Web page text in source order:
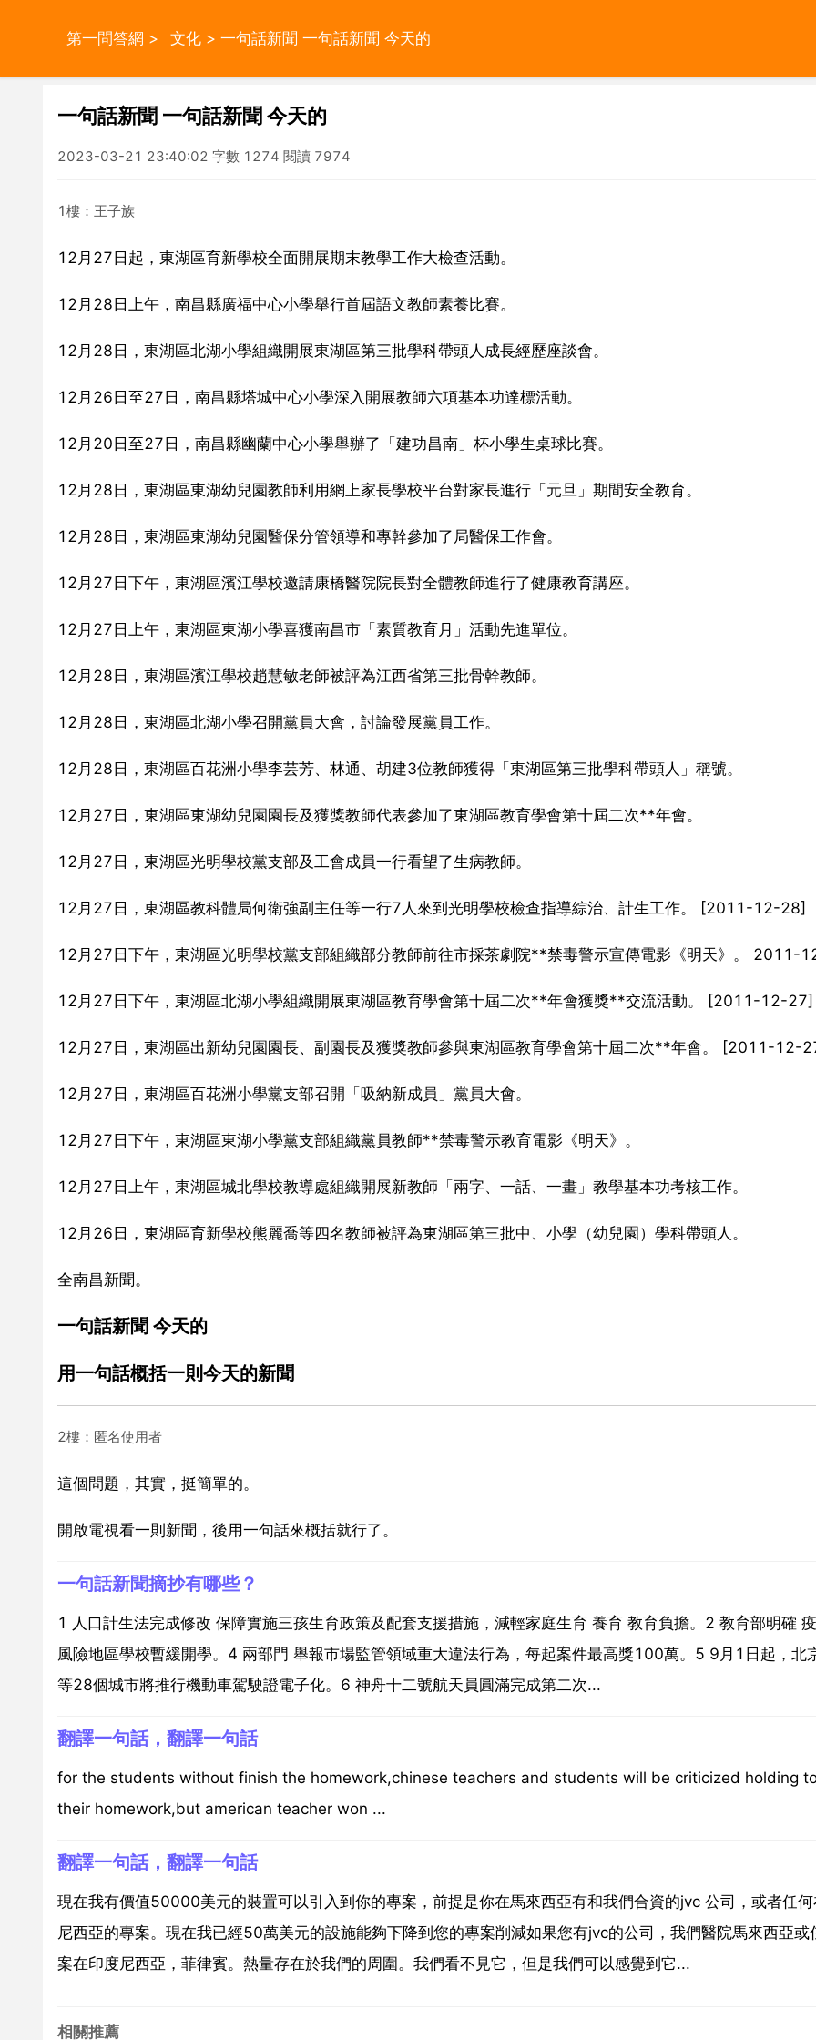
第一問答網 > 文化 > 一句話新聞 一句話新聞 今天的
一句話新聞 一句話新聞 今天的
2023-03-21 23:40:02 字數 1274 閱讀 7974
1樓：王子族
12月27日起，東湖區育新學校全面開展期末教學工作大檢查活動。
12月28日上午，南昌縣廣福中心小學舉行首屆語文教師素養比賽。
12月28日，東湖區北湖小學組織開展東湖區第三批學科帶頭人成長經歷座談會。
12月26日至27日，南昌縣塔城中心小學深入開展教師六項基本功達標活動。
12月20日至27日，南昌縣幽蘭中心小學舉辦了「建功昌南」杯小學生桌球比賽。
12月28日，東湖區東湖幼兒園教師利用網上家長學校平台對家長進行「元旦」期間安全教育。
12月28日，東湖區東湖幼兒園醫保分管領導和專幹參加了局醫保工作會。
12月27日下午，東湖區濱江學校邀請康橋醫院院長對全體教師進行了健康教育講座。
12月27日上午，東湖區東湖小學喜獲南昌市「素質教育月」活動先進單位。
12月28日，東湖區濱江學校趙慧敏老師被評為江西省第三批骨幹教師。
12月28日，東湖區北湖小學召開黨員大會，討論發展黨員工作。
12月28日，東湖區百花洲小學李芸芳、林通、胡建3位教師獲得「東湖區第三批學科帶頭人」稱號。
12月27日，東湖區東湖幼兒園園長及獲獎教師代表參加了東湖區教育學會第十屆二次**年會。
12月27日，東湖區光明學校黨支部及工會成員一行看望了生病教師。
12月27日，東湖區教科體局何衛強副主任等一行7人來到光明學校檢查指導綜治、計生工作。 [2011-12-28]
12月27日下午，東湖區光明學校黨支部組織部分教師前往市採茶劇院**禁毒警示宣傳電影《明天》。 2011-
12月27日下午，東湖區北湖小學組織開展東湖區教育學會第十屆二次**年會獲獎**交流活動。 [2011-12-27]
12月27日，東湖區出新幼兒園園長、副園長及獲獎教師參與東湖區教育學會第十屆二次**年會。 [2011-12-
12月27日，東湖區百花洲小學黨支部召開「吸納新成員」黨員大會。
12月27日下午，東湖區東湖小學黨支部組織黨員教師**禁毒警示教育電影《明天》。
12月27日上午，東湖區城北學校教導處組織開展新教師「兩字、一話、一畫」教學基本功考核工作。
12月26日，東湖區育新學校熊麗喬等四名教師被評為東湖區第三批中、小學（幼兒園）學科帶頭人。
全南昌新聞。
一句話新聞 今天的
用一句話概括一則今天的新聞
2樓：匿名使用者
這個問題，其實，挺簡單的。
開啟電視看一則新聞，後用一句話來概括就行了。
一句話新聞摘抄有哪些？
1 人口計生法完成修改 保障實施三孩生育政策及配套支援措施，減輕家庭生育 養育 教育負擔。2 教育部明確
風險地區學校暫緩開學。4 兩部門 舉報市場監管領域重大違法行為，每起案件最高獎100萬。5 9月1日起，北
等28個城市將推行機動車駕駛證電子化。6 神舟十二號航天員圓滿完成第二次...
翻譯一句話，翻譯一句話
for the students without finish the homework,chinese teachers and students will be criticized holding
their homework,but american teacher won ...
翻譯一句話，翻譯一句話
現在我有價值50000美元的裝置可以引入到你的專案，前提是你在馬來西亞有和我們合資的jvc 公司，或者任
尼西亞的專案。現在我已經50萬美元的設施能夠下降到您的專案削減如果您有jvc的公司，我們醫院馬來西亞或
案在印度尼西亞，菲律賓。熱量存在於我們的周圍。我們看不見它，但是我們可以感覺到它...
相關推薦